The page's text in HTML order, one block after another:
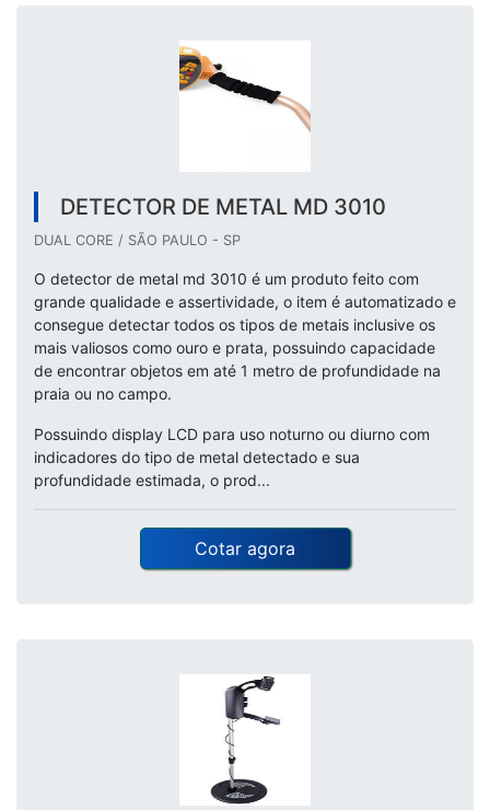
DETECTOR DE METAL MD 3010
DUAL CORE / SÃO PAULO - SP
O detector de metal md 3010 é um produto feito com
grande qualidade e assertividade, o item é automatizado e
consegue detectar todos os tipos de metais inclusive os
mais valiosos como ouro e prata, possuindo capacidade
de encontrar objetos em até 1 metro de profundidade na
praia ou no campo.
Possuindo display LCD para uso noturno ou diurno com
indicadores do tipo de metal detectado e sua
profundidade estimada, o prod...
Cotar agora